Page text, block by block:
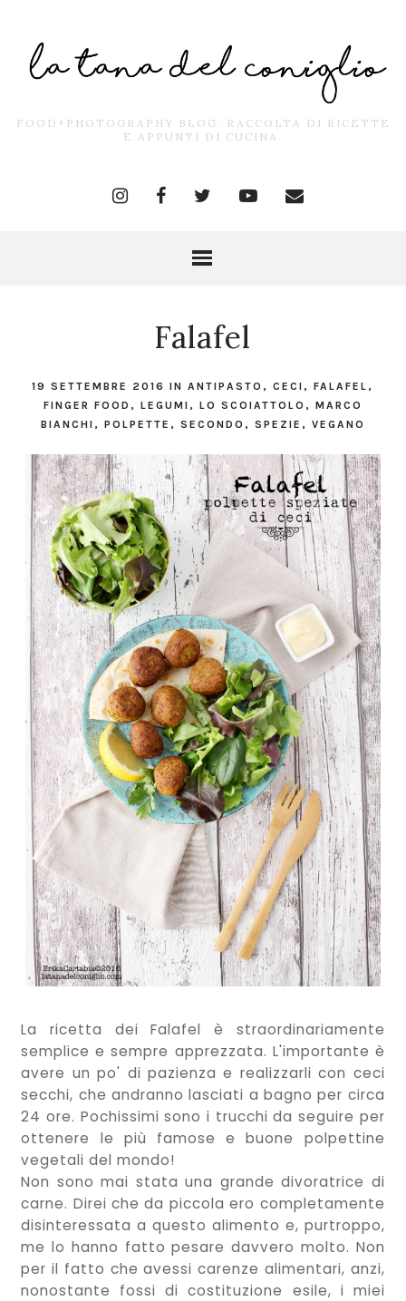
FOOD+PHOTOGRAPHY BLOG. RACCOLTA DI RICETTE
E APPUNTI DI CUCINA.
Falafel
19 SETTEMBRE 2016INANTIPASTO ,CECI ,FALAFEL ,
FINGER FOOD , LEGUMI , LO SCOIATTOLO , MARCO
BIANCHI , POLPETTE , SECONDO , SPEZIE , VEGANO
La ricetta dei Falafel è straordinariamente
semplice e sempre apprezzata. L'importante è
avere un po' di pazienza e realizzarli con ceci
secchi, che andranno lasciati a bagno per circa
24 ore. Pochissimi sono i trucchi da seguire per
ottenere le più famose e buone polpettine
vegetali del mondo!
Non sono mai stata una grande divoratrice di
carne. Direi che da piccola ero completamente
disinteressata a questo alimento e, purtroppo,
me lo hanno fatto pesare davvero molto. Non
per il fatto che avessi carenze alimentari, anzi,
nonostante fossi di costituzione esile, i miei